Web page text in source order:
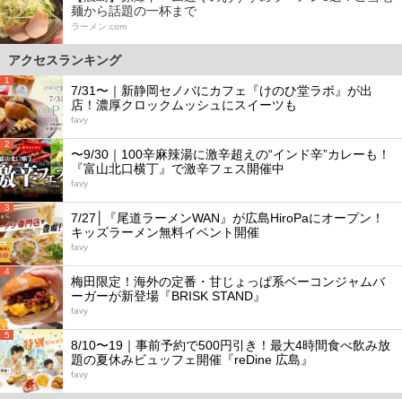
麺から話題の一杯まで
ラーメン.com
アクセスランキング
1
7/31〜｜新静岡セノバにカフェ『けのひ堂ラボ』が出
店！濃厚クロックムッシュにスイーツも
favy
2
〜9/30｜100辛麻辣湯に激辛超えの“インド辛”カレーも！
『富山北口横丁』で激辛フェス開催中
favy
3
7/27│『尾道ラーメンWAN』が広島HiroPaにオープン！
キッズラーメン無料イベント開催
favy
4
梅田限定！海外の定番・甘じょっぱ系ベーコンジャムバ
ーガーが新登場『BRISK STAND』
favy
5
8/10〜19｜事前予約で500円引き！最大4時間食べ飲み放
題の夏休みビュッフェ開催『reDine 広島』
favy